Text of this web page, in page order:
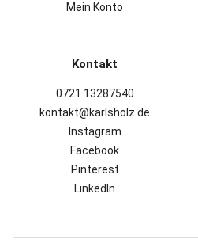
Mein Konto
Kontakt
0721 13287540
kontakt@karlsholz.de
Instagram
Facebook
Pinterest
LinkedIn